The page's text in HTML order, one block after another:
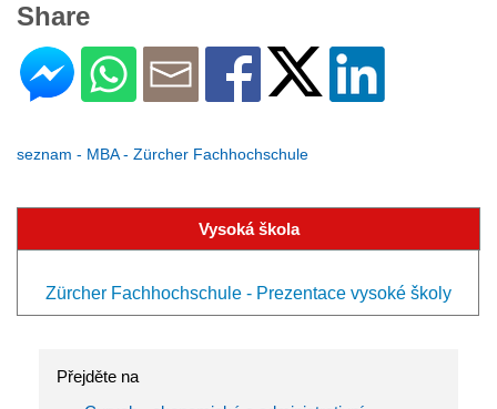
Share
seznam - MBA - Zürcher Fachhochschule
Vysoká škola
Zürcher Fachhochschule - Prezentace vysoké školy
Přejděte na